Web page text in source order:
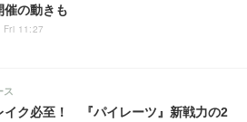
催の動きも
11:27
イク必至！ 『パイレーツ』新戦力の2
ス